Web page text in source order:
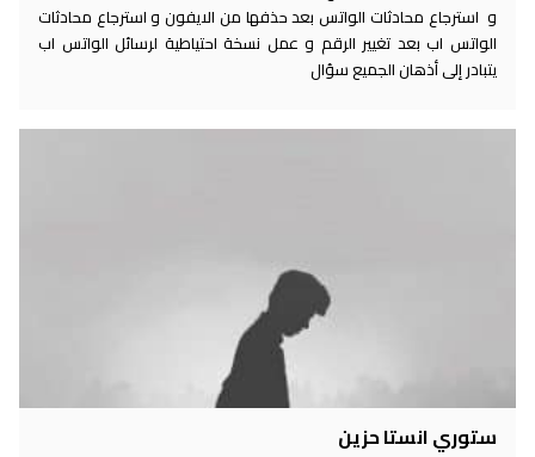
و استرجاع محادثات الواتس بعد حذفها من الايفون و استرجاع محادثات
الواتس اب بعد تغيير الرقم و عمل نسخة احتياطية لرسائل الواتس اب
يتبادر إلى أذهان الجميع سؤال
ستوري انستا حزين